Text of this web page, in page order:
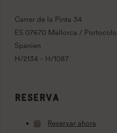
Carrer de la Pinta 34
ES 07670 Mallorca /
Spanien
H/2134 - H/1087
RESERVA
Reservar ahora